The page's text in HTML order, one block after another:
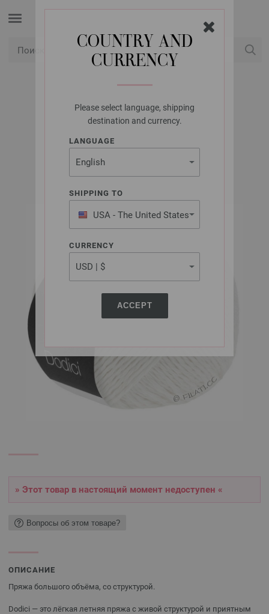
COUNTRY AND
CURRENCY
Please select language, shipping
destination and currency.
LANGUAGE
SHIPPING TO
USA - The United States
of America
CURRENCY
ACCEPT
LANA GROSSA
DODICI
» Этот товар в настоящий момент недоступен «
Вопросы об этом товаре?
ОПИСАНИЕ
Пряжа большого объёма, со структурой.
Dodici — это лёгкая летняя пряжа с живой структурой и приятным